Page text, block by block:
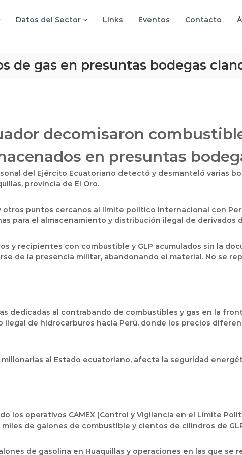
Datos del Sector Links Eventos Contacto
de gas en presuntas bodegas
decomisaron
en presuntas
del Ejército Ecuatoriano detectó y desmanteló varias
provincia de El Oro.
otros puntos cercanos al límite político internacional con
para el almacenamiento y distribución ilegal de derivados
y recipientes con combustible y GLP acumulados sin la
de la presencia militar, abandonando el material. No se
dedicadas al contrabando de combustibles y gas en la
de hidrocarburos hacia Perú, donde los precios
al Estado ecuatoriano, afecta la seguridad
los operativos CAMEX (Control y Vigilancia en el Límite
miles de galones de combustible y cientos de cilindros de
de gasolina en Huaquillas y operaciones en las que se